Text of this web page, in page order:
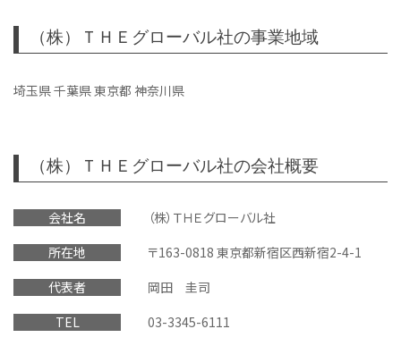
（株）ＴＨＥグローバル社の事業地域
埼玉県 千葉県 東京都 神奈川県
（株）ＴＨＥグローバル社の会社概要
会社名
（株）ＴＨＥグローバル社
所在地
〒163-0818 東京都新宿区西新宿2-4-1
代表者
岡田 圭司
TEL
03-3345-6111